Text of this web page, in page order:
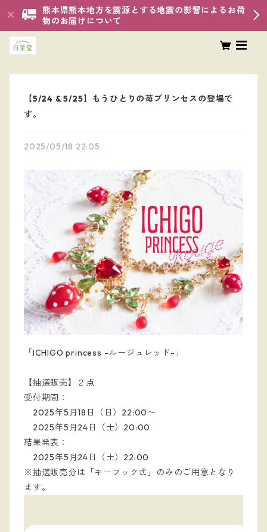
熊本県熊本地方を震源とする地震の影響によるお荷
物のお届けについて
【5/24 & 5/25】もうひとりの苺プリンセスの登場で
す。
2025/05/18 22:05
「ICHIGO princess -ルージュレッド-」
【抽選販売】２点
受付期間：
2025年5月18日（日）22:00〜
2025年5月24日（土）20:00
結果発表：
2025年5月 24日（土）22:00
※抽選販売分は「キーフック式」のみのご用意となり
ます。